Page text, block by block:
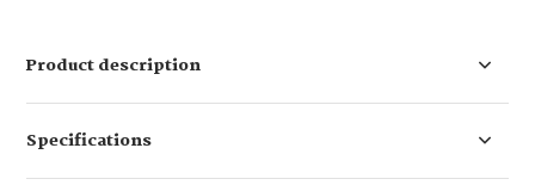
Product description
Specifications